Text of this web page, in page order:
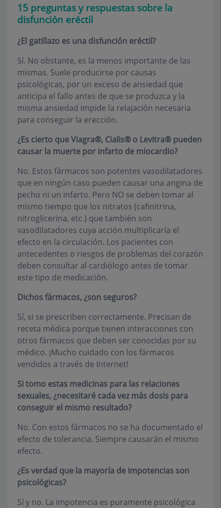
15 preguntas y respuestas sobre la
disfunción eréctil
¿El gatillazo es una disfunción eréctil?
Sí. No obstante, es la menos importante de las
mismas. Suele producirse por causas
psicológicas, por un exceso de ansiedad que
anticipa el fallo antes de que se produzca y la
misma ansiedad impide la relajación necesaria
para conseguir la erección.
¿Es cierto que Viagra®, Cialis® o Levitra® pueden
causar la muerte por infarto de miocardio?
No. Estos fármacos son potentes vasodilatadores
que en ningún caso pueden causar una angina de
pecho ni un infarto. Pero NO se deben tomar al
mismo tiempo que los nitratos (cafinitrina,
nitroglicerina, etc.) que también son
vasodilatadores cuya acción multiplicaría el
efecto en la circulación. Los pacientes con
antecedentes o riesgos de problemas del corazón
deben consultar al cardiólogo antes de tomar
este tipo de medicación.
Dichos fármacos, ¿son seguros?
Sí, si se prescriben correctamente. Precisan de
receta médica porque tienen interacciones con
otros fármacos que deben ser conocidas por su
médico. ¡Mucho cuidado con los fármacos
vendidos a través de Internet!
Si tomo estas medicinas para las relaciones
sexuales, ¿necesitaré cada vez más dosis para
conseguir el mismo resultado?
No. Con estos fármacos no se ha documentado el
efecto de tolerancia. Siempre causarán el mismo
efecto.
¿Es verdad que la mayoría de impotencias son
psicológicas?
Sí y no. La impotencia es puramente psicológica